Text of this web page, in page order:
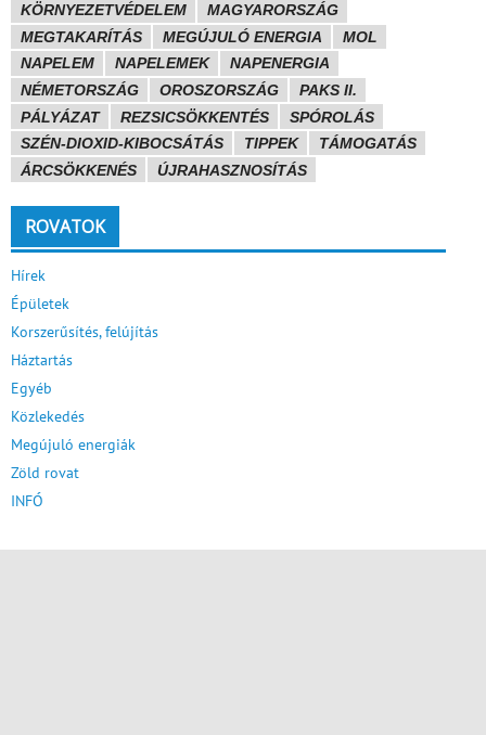
KÖRNYEZETVÉDELEM
MAGYARORSZÁG
MEGTAKARÍTÁS
MEGÚJULÓ ENERGIA
MOL
NAPELEM
NAPELEMEK
NAPENERGIA
NÉMETORSZÁG
OROSZORSZÁG
PAKS II.
PÁLYÁZAT
REZSICSÖKKENTÉS
SPÓROLÁS
SZÉN-DIOXID-KIBOCSÁTÁS
TIPPEK
TÁMOGATÁS
ÁRCSÖKKENÉS
ÚJRAHASZNOSÍTÁS
ROVATOK
Hírek
Épületek
Korszerűsítés, felújítás
Háztartás
Egyéb
Közlekedés
Megújuló energiák
Zöld rovat
INFÓ